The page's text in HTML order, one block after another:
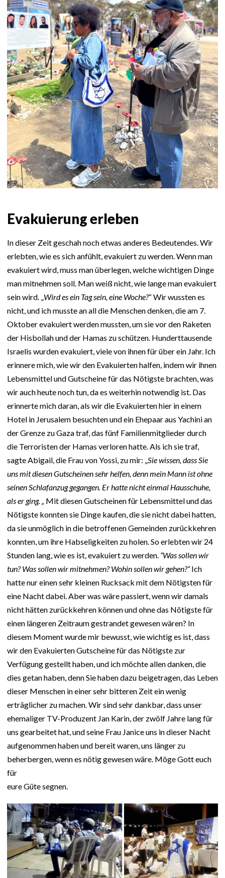
Evakuierung erleben
In dieser Zeit geschah noch etwas anderes Bedeutendes. Wir
erlebten, wie es sich anfühlt, evakuiert zu werden. Wenn man
evakuiert wird, muss man überlegen, welche wichtigen Dinge
man mitnehmen soll. Man weiß nicht, wie lange man evakuiert
sein wird. „ Wird es ein Tag sein, eine Woche?“ Wir wussten es
nicht, und ich musste an all die Menschen denken, die am 7.
Oktober evakuiert werden mussten, um sie vor den Raketen
der Hisbollah und der Hamas zu schützen. Hunderttausende
Israelis wurden evakuiert, viele von ihnen für über ein Jahr. Ich
erinnere mich, wie wir den Evakuierten halfen, indem wir ihnen
Lebensmittel und Gutscheine für das Nötigste brachten, was
wir auch heute noch tun, da es weiterhin notwendig ist. Das
erinnerte mich daran, als wir die Evakuierten hier in einem
Hotel in Jerusalem besuchten und ein Ehepaar aus Yachini an
der Grenze zu Gaza traf, das fünf Familienmitglieder durch
die Terroristen der Hamas verloren hatte. Als ich sie traf,
sagte Abigail, die Frau von Yossi, zu mir: „ Sie wissen, dass Sie
uns mit diesen Gutscheinen sehr helfen, denn mein Mann ist ohne
seinen Schlafanzug gegangen. Er hatte nicht einmal Hausschuhe,
als er ging. „
Mit diesen Gutscheinen für Lebensmittel und das
Nötigste konnten sie Dinge kaufen, die sie nicht dabei hatten,
da sie unmöglich in die betroffenen Gemeinden zurückkehren
konnten, um ihre Habseligkeiten zu holen. So erlebten wir 24
Stunden lang, wie es ist, evakuiert zu werden. “Was sollen wir
tun? Was sollen wir mitnehmen? Wohin sollen wir gehen?“Ich
hatte nur einen sehr kleinen Rucksack mit dem Nötigsten für
eine Nacht dabei. Aber was wäre passiert, wenn wir damals
nicht hätten zurückkehren können und ohne das Nötigste für
einen längeren Zeitraum gestrandet gewesen wären? In
diesem Moment wurde mir bewusst, wie wichtig es ist, dass
wir den Evakuierten Gutscheine für das Nötigste zur
Verfügung gestellt haben, und ich möchte allen danken, die
dies getan haben, denn Sie haben dazu beigetragen, das Leben
dieser Menschen in einer sehr bitteren Zeit ein wenig
erträglicher zu machen. Wir sind sehr dankbar, dass unser
ehemaliger TV-Produzent Jan Karin, der zwölf Jahre lang für
uns gearbeitet hat, und seine Frau Janice uns in dieser Nacht
aufgenommen haben und bereit waren, uns länger zu
beherbergen, wenn es nötig gewesen wäre. Möge Gott euch
für
eure Güte segnen.